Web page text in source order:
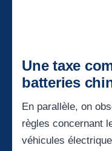
Une taxe
batteries
En parallèle, on
règles concernant
véhicules